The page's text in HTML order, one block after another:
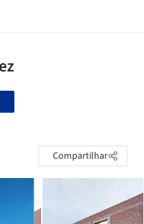
Compartilhar